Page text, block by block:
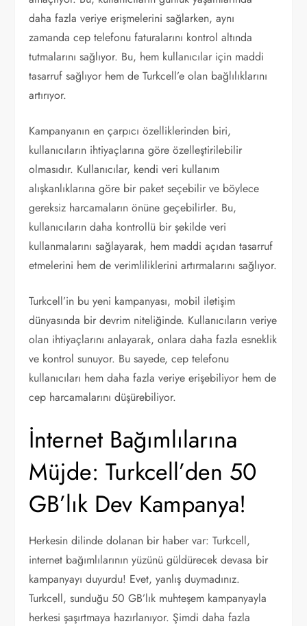
daha fazla veriye erişmelerini sağlarken, aynı
zamanda cep telefonu faturalarını kontrol altında
tutmalarını sağlıyor. Bu, hem kullanıcılar için maddi
tasarruf sağlıyor hem de Turkcell’e olan bağlılıklarını
artırıyor.
Kampanyanın en çarpıcı özelliklerinden biri,
kullanıcıların ihtiyaçlarına göre özelleştirilebilir
olmasıdır. Kullanıcılar, kendi veri kullanım
alışkanlıklarına göre bir paket seçebilir ve böylece
gereksiz harcamaların önüne geçebilirler. Bu,
kullanıcıların daha kontrollü bir şekilde veri
kullanmalarını sağlayarak, hem maddi açıdan tasarruf
etmelerini hem de verimliliklerini artırmalarını sağlıyor.
Turkcell’in bu yeni kampanyası, mobil iletişim
dünyasında bir devrim niteliğinde. Kullanıcıların veriye
olan ihtiyaçlarını anlayarak, onlara daha fazla esneklik
ve kontrol sunuyor. Bu sayede, cep telefonu
kullanıcıları hem daha fazla veriye erişebiliyor hem de
cep harcamalarını düşürebiliyor.
İnternet Bağımlılarına
Müjde: Turkcell’den 50
GB’lık Dev Kampanya!
Herkesin dilinde dolanan bir haber var: Turkcell,
internet bağımlılarının yüzünü güldürecek devasa bir
kampanyayı duyurdu! Evet, yanlış duymadınız.
Turkcell, sunduğu 50 GB’lık muhteşem kampanyayla
herkesi şaşırtmaya hazırlanıyor. Şimdi daha fazla